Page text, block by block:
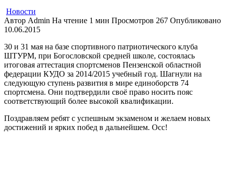
Новости
Автор Admin На чтение 1 мин Просмотров 267 Опубликовано
10.06.2015
30 и 31 мая на базе спортивного патриотического клуба
ШТУРМ, при Богословской средней школе, состоялась
итоговая аттестация спортсменов Пензенской областной
федерации КУДО за 2014/2015 учебный год. Шагнули на
следующую ступень развития в мире единоборств 74
спортсмена. Они подтвердили своё право носить пояс
соответствующий более высокой квалификации.
Поздравляем ребят с успешным экзаменом и желаем новых
достижений и ярких побед в дальнейшем. Осс!